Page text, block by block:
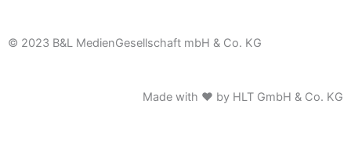
© 2023 B&L MedienGesellschaft mbH & Co. KG
Made with ♥ by HLT GmbH & Co. KG